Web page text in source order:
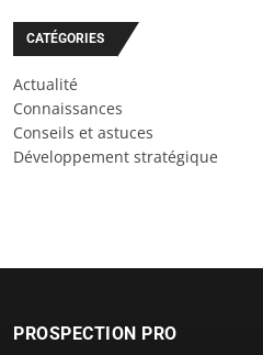
CATÉGORIES
Actualité
Connaissances
Conseils et astuces
Développement stratégique
PROSPECTION PRO